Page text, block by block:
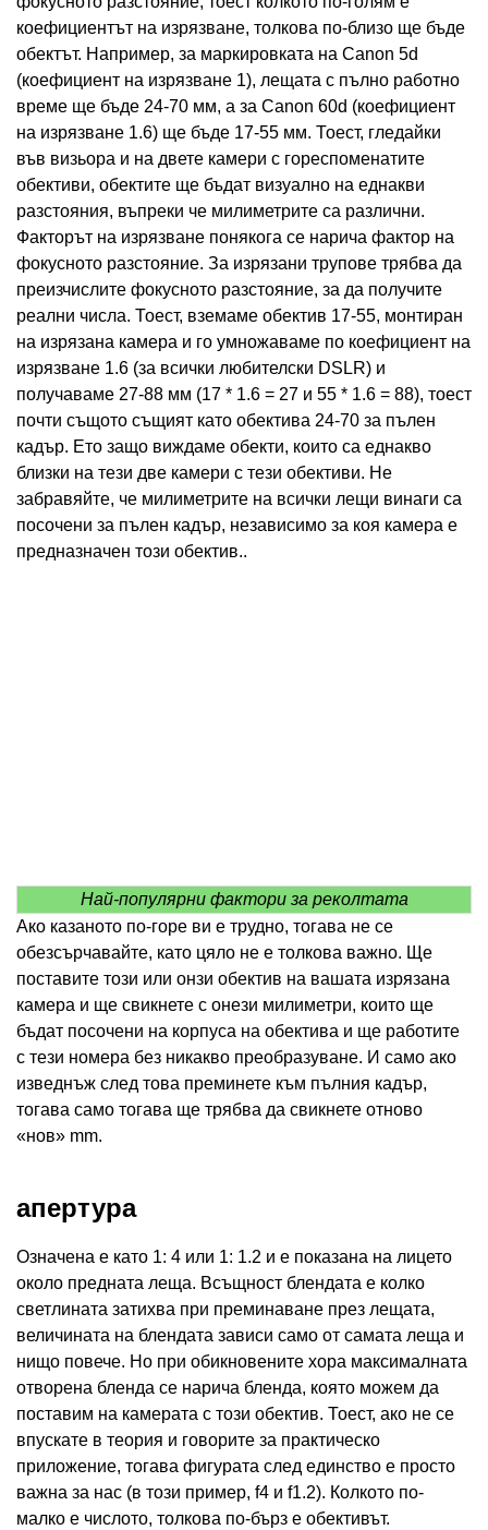
коефициентът на изрязване, толкова по-близо ще бъде
обектът. Например, за маркировката на Canon 5d
(коефициент на изрязване 1), лещата с пълно работно
време ще бъде 24-70 мм, а за Canon 60d (коефициент
на изрязване 1.6) ще бъде 17-55 мм. Тоест, гледайки
във визьора и на двете камери с гореспоменатите
обективи, обектите ще бъдат визуално на еднакви
разстояния, въпреки че милиметрите са различни.
Факторът на изрязване понякога се нарича фактор на
фокусното разстояние. За изрязани трупове трябва да
преизчислите фокусното разстояние, за да получите
реални числа. Тоест, вземаме обектив 17-55, монтиран
на изрязана камера и го умножаваме по коефициент на
изрязване 1.6 (за всички любителски DSLR) и
получаваме 27-88 мм (17 * 1.6 = 27 и 55 * 1.6 = 88), тоест
почти същото същият като обектива 24-70 за пълен
кадър. Ето защо виждаме обекти, които са еднакво
близки на тези две камери с тези обективи. Не
забравяйте, че милиметрите на всички лещи винаги са
посочени за пълен кадър, независимо за коя камера е
предназначен този обектив..
Най-популярни фактори за реколтата
Ако казаното по-горе ви е трудно, тогава не се
обезсърчавайте, като цяло не е толкова важно. Ще
поставите този или онзи обектив на вашата изрязана
камера и ще свикнете с онези милиметри, които ще
бъдат посочени на корпуса на обектива и ще работите
с тези номера без никакво преобразуване. И само ако
изведнъж след това преминете към пълния кадър,
тогава само тогава ще трябва да свикнете отново
«нов» mm.
апертура
Означена е като 1: 4 или 1: 1.2 и е показана на лицето
около предната леща. Всъщност блендата е колко
светлината затихва при преминаване през лещата,
величината на блендата зависи само от самата леща и
нищо повече. Но при обикновените хора максималната
отворена бленда се нарича бленда, която можем да
поставим на камерата с този обектив. Тоест, ако не се
впускате в теория и говорите за практическо
приложение, тогава фигурата след единство е просто
важна за нас (в този пример, f4 и f1.2). Колкото по-
малко е числото, толкова по-бърз е обективът.